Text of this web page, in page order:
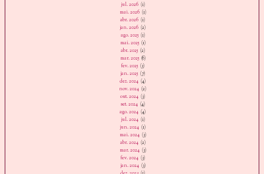
jul. 2026 (1)
mai. 2026 (1)
abr. 2026 (1)
jan. 2026 (2)
ago. 2025 (1)
mai. 2025 (1)
abr. 2025 (2)
mar. 2025 (6)
fev. 2025 (3)
jan. 2025 (7)
dez. 2024 (4)
nov. 2024 (2)
out. 2024 (3)
set. 2024 (4)
ago. 2024 (4)
jul. 2024 (1)
jun. 2024 (1)
mai. 2024 (3)
abr. 2024 (2)
mar. 2024 (3)
fev. 2024 (3)
jan. 2024 (3)